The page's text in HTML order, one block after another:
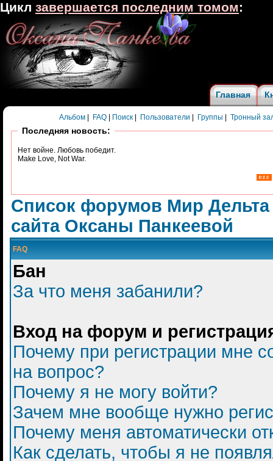
Главная
Альбом FAQ Поиск Пользователи Группы Тронный
Последняя новость:
Нет войне. Любовь победит.
Make Love, Not War.
Список форумов Мир
сайта Оксаны Панкеевой
FAQ
Бан
За что меня забанили?
Вход на форум и
Почему при регистрации мне
на вопрос?
Почему я не могу войти?
Зачем мне вообще нужно
Почему меня автоматически
Как сделать, чтобы я не
Цикл завершается последним томом: